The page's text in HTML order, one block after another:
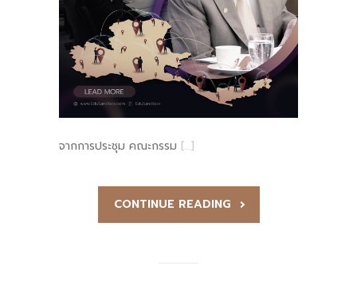
จากการประชุม คณะกรรม […]
CONTINUE READING